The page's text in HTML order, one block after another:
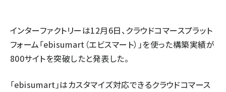
インターファクトリーは12月6日、クラウドコマースプラット
フォーム「ebisumart（エビスマート）」を使った構築実績が
800サイトを突破したと発表した。
「ebisumart」はカスタマイズ対応できるクラウドコマース